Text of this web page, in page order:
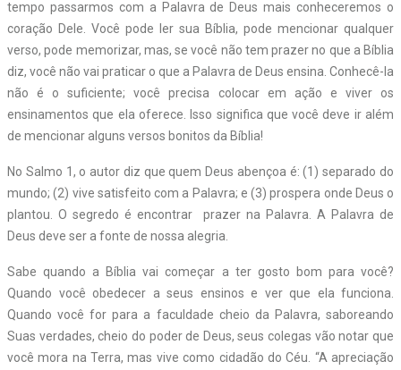
tempo passarmos com a Palavra de Deus mais conheceremos o
coração Dele. Você pode ler sua Bíblia, pode mencionar qualquer
verso, pode memorizar, mas, se você não tem prazer no que a Bíblia
diz, você não vai praticar o que a Palavra de Deus ensina. Conhecê-la
não é o suficiente; você precisa colocar em ação e viver os
ensinamentos que ela oferece. Isso significa que você deve ir além
de mencionar alguns versos bonitos da Bíblia!
No Salmo 1, o autor diz que quem Deus abençoa é: (1) separado do
mundo; (2) vive satisfeito com a Palavra; e (3) prospera onde Deus o
plantou. O segredo é encontrar
prazer na Palavra. A Palavra de
Deus deve ser a fonte de nossa alegria.
Sabe quando a Bíblia vai começar a ter gosto bom para você?
Quando você obedecer a seus ensinos e ver que ela funciona.
Quando você for para a faculdade cheio da Palavra, saboreando
Suas verdades, cheio do poder de Deus, seus colegas vão notar que
você mora na Terra, mas vive como cidadão do Céu. “A apreciação